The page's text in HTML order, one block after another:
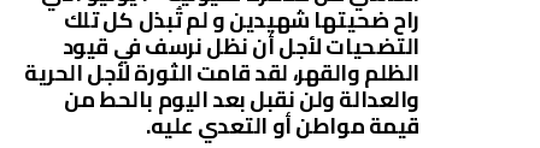
راح ضحيتها شهيدين و لم تُبذل كل تلك
التضحيات لأجل أن نظل نرسف في قيود
الظلم والقهر، لقد قامت الثورة لأجل الحرية
والعدالة ولن نقبل بعد اليوم بالحط من
قيمة مواطن أو التعدي عليه.